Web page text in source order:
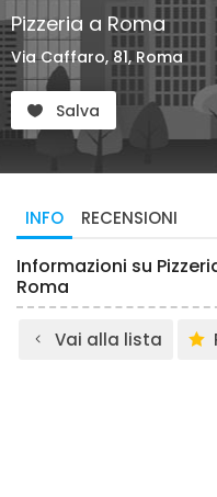
Pizzeria a Roma
Via Caffaro, 81, Roma
Salva
INFO RECENSIONI
Informazioni su
Roma
Vai alla lista